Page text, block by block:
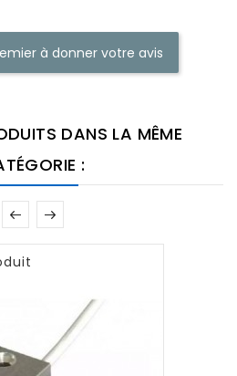
à donner votre avis
DANS LA MÊME
: